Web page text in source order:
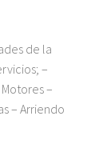
de la
–
–
– Arriendo